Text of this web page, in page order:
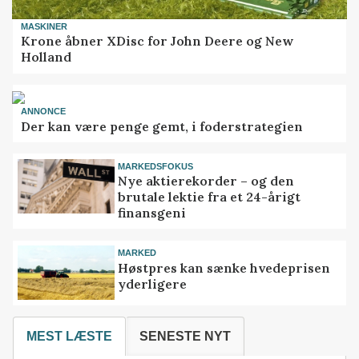
MASKINER
Krone åbner XDisc for John Deere og New
Holland
ANNONCE
Der kan være penge gemt, i foderstrategien
MARKEDSFOKUS
Nye aktierekorder – og den
brutale lektie fra et 24-årigt
finansgeni
MARKED
Høstpres kan sænke hvedeprisen
yderligere
MEST LÆSTE SENESTE NYT